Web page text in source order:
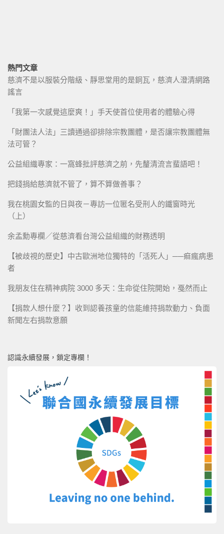
熱門文章
慈濟不是以服裝分階級、靜思堂用的是銅瓦，慈濟人澄清網路
謠言
「我第一次感覺這麼爽！」手天使首位使用者的體驗心得
「財團法人法」三讀通過卻排除宗教團體，是否讓宗教團體無
法可管？
公益組織專家：一窩蜂批評慈濟之前，先釐清流言蜚語吧！
把錢捐給慈濟就不管了，算不算做善事？
我在桃園女監的日與夜－專訪一位匿名受刑人的鐵窗時光
（上）
余孟勳專欄／從慈濟看台灣公益組織的財務透明
【被歧視的歷史】中古歐洲地位獨特的「活死人」──痲瘋病患
者
我朋友住在精神病院 3000 多天：生命從住院開始，戞然而止
【捐款人想什麼？】收到認養孩童的信能維持捐款動力、負面
新聞左右捐款意願
認識永續發展，鎖定專欄！